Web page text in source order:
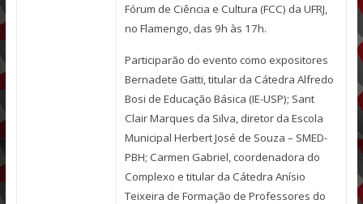
Fórum de Ciência e Cultura (FCC) da UFRJ,
no Flamengo, das 9h às 17h.
Participarão do evento como expositores
Bernadete Gatti, titular da Cátedra Alfredo
Bosi de Educação Básica (IE-USP); Sant
Clair Marques da Silva, diretor da Escola
Municipal Herbert José de Souza – SMED-
PBH; Carmen Gabriel, coordenadora do
Complexo e titular da Cátedra Anísio
Teixeira de Formação de Professores do